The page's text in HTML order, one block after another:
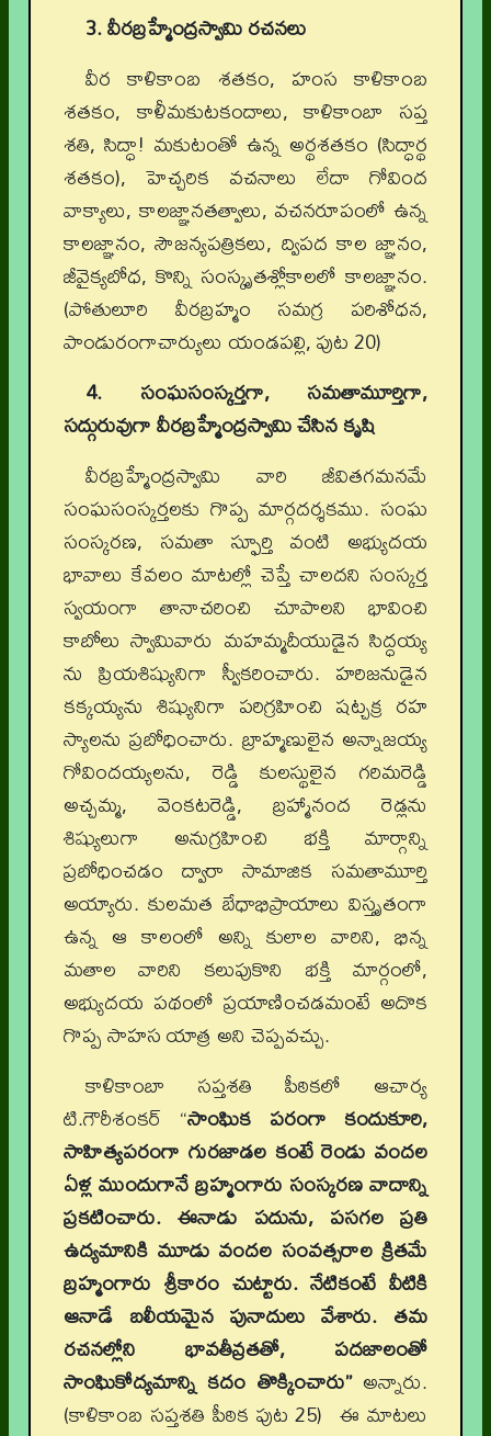
3. వీరబ్రహ్మేంద్రస్వామి రచనలు
వీర కాళికాంబ శతకం, హంస కాళికాంబ
శతకం, కాళీమకుటకందాలు, కాళికాంబా సప్త
శతి, సిద్ధా! మకుటంతో ఉన్న అర్థశతకం (సిద్ధార్థ
శతకం), హెచ్చరిక వచనాలు లేదా గోవింద
వాక్యాలు, కాలజ్ఞానతత్వాలు, వచనరూపంలో ఉన్న
కాలజ్ఞానం, సౌజన్యపత్రికలు, ద్విపద కాల జ్ఞానం,
జీవైక్యబోధ, కొన్ని సంస్కృతశ్లోకాలలో కాలజ్ఞానం.
(పోతులూరి వీరబ్రహ్మం సమగ్ర పరిశోధన,
పాండురంగాచార్యులు యండపల్లి, పుట 20)
4. సంఘసంస్కర్తగా, సమతామూర్తిగా,
సద్గురువుగా వీరబ్రహ్మేంద్రస్వామి చేసిన కృషి
వీరబ్రహ్మేంద్రస్వామి వారి జీవితగమనమే
సంఘసంస్కర్తలకు గొప్ప మార్గదర్శకము. సంఘ
సంస్కరణ, సమతా స్ఫూర్తి వంటి అభ్యుదయ
భావాలు కేవలం మాటల్లో చెప్తే చాలదని సంస్కర్త
స్వయంగా తానాచరించి చూపాలని భావించి
కాబోలు స్వామివారు మహమ్మదీయుడైన సిద్ధయ్య
ను ప్రియశిష్యునిగా స్వీకరించారు. హరిజనుడైన
కక్కయ్యను శిష్యునిగా పరిగ్రహించి షట్చక్ర రహ
స్యాలను ప్రబోధించారు. బ్రాహ్మణులైన అన్నాజయ్య
గోవిందయ్యలను, రెడ్డి కులస్థులైన గరిమరెడ్డి
అచ్చమ్మ, వెంకటరెడ్డి, బ్రహ్మానంద రెడ్లను
శిష్యులుగా అనుగ్రహించి భక్తి మార్గాన్ని
ప్రబోధించడం ద్వారా సామాజిక సమతామూర్తి
అయ్యారు. కులమత బేధాభిప్రాయాలు విస్తృతంగా
ఉన్న ఆ కాలంలో అన్ని కులాల వారిని, భిన్న
మతాల వారిని కలుపుకొని భక్తి మార్గంలో,
అభ్యుదయ పథంలో ప్రయాణించడమంటే అదొక
గొప్ప సాహస యాత్ర అని చెప్పవచ్చు.
కాళికాంబా సప్తశతి పీఠికలో ఆచార్య
టి.గౌరీశంకర్ “సాంఘిక పరంగా కందుకూరి,
సాహిత్యపరంగా గురజాడల కంటే రెండు వందల
ఏళ్ల ముందుగానే బ్రహ్మంగారు సంస్కరణ వాదాన్ని
ప్రకటించారు. ఈనాడు పదును, పసగల ప్రతి
ఉద్యమానికి మూడు వందల సంవత్సరాల క్రితమే
బ్రహ్మంగారు శ్రీకారం చుట్టారు. నేటికంటే వీటికి
ఆనాడే బలీయమైన పునాదులు వేశారు. తమ
రచనల్లోని భావతీవ్రతతో, పదజాలంతో
సాంఘికోద్యమాన్ని కదం తొక్కించారు” అన్నారు.
(కాళికాంబ సప్తశతి పీఠిక పుట 25) ఈ మాటలు